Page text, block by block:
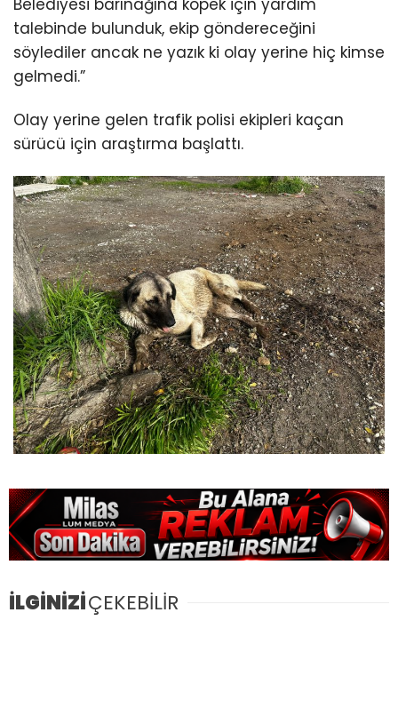
talebinde bulunduk, ekip göndereceğini
söylediler ancak ne yazık ki olay yerine hiç kimse
gelmedi.”
Olay yerine gelen trafik polisi ekipleri kaçan
sürücü için araştırma başlattı.
İLGİNİZİÇEKEBİLİR